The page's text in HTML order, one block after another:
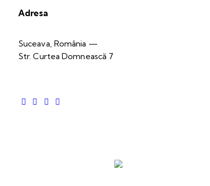
Adresa
Suceava, România —
Str. Curtea Domnească 7